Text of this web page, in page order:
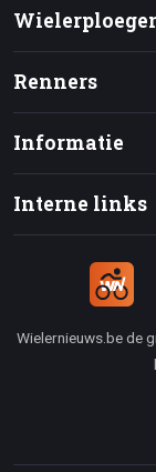
Renners
Informatie
Interne links
Wielernieuws.be de